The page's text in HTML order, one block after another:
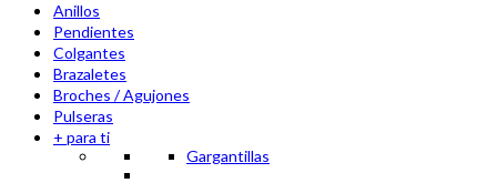
Anillos
Pendientes
Colgantes
Brazaletes
Broches / Agujones
Pulseras
+ para ti
Gargantillas